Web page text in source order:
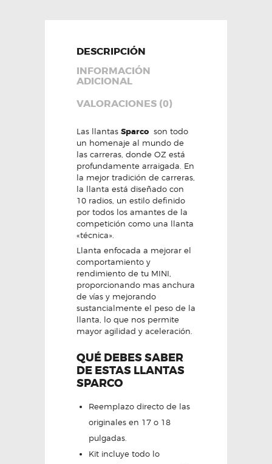
DESCRIPCIÓN
INFORMACIÓN
ADICIONAL
VALORACIONES (0)
Las llantas Sparco son todo
un homenaje al mundo de
las carreras, donde OZ está
profundamente arraigada. En
la mejor tradición de carreras,
la llanta está diseñado con
10 radios, un estilo definido
por todos los amantes de la
competición como una llanta
«técnica».
Llanta enfocada a mejorar el
comportamiento y
rendimiento de tu MINI,
proporcionando mas anchura
de vías y mejorando
sustancialmente el peso de la
llanta, lo que nos permite
mayor agilidad y aceleración.
QUÉ DEBES SABER
DE ESTAS LLANTAS
SPARCO
Reemplazo directo de las
originales en 17 o 18
pulgadas.
Kit incluye todo lo